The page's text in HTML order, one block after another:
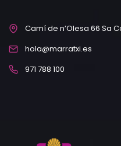
Camí de n’Olesa 66 Sa
hola@marratxi.es
971 788 100